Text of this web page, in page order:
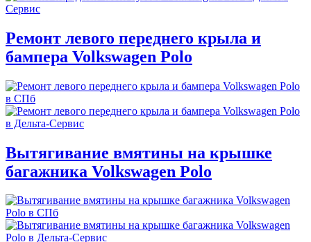
Ремонт левого переднего крыла и
бампера Volkswagen Polo
Вытягивание вмятины на крышке
багажника Volkswagen Polo